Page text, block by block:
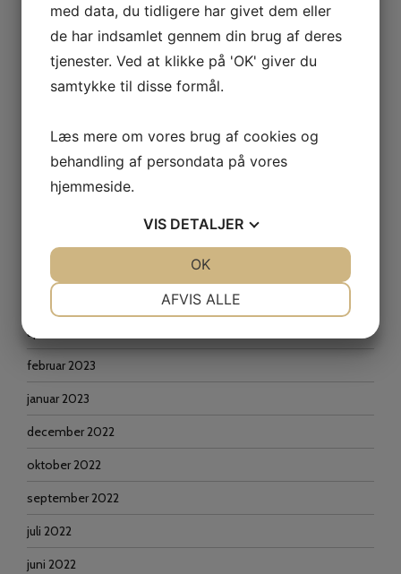
maj 2025
marts 2025
oktober 2024
marts 2024
februar 2024
december 2023
april 2023
februar 2023
januar 2023
december 2022
oktober 2022
september 2022
juli 2022
juni 2022
med data, du tidligere har givet dem eller
de har indsamlet gennem din brug af deres
tjenester. Ved at klikke på 'OK' giver du
samtykke til disse formål.
Læs mere om vores brug af cookies og
behandling af persondata på vores
hjemmeside.
VIS DETALJER
AFVIS ALLE
OK